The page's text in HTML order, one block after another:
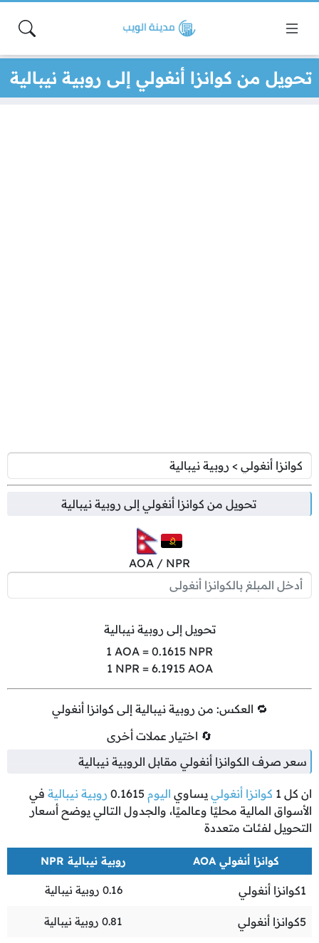
تحويل من كوانزا أنغولي إلى روبية نيبالية
تحويل من كوانزا أنغولي إلى روبية نيبالية
AOA / NPR
تحويل إلى روبية نيبالية
1 AOA = 0.1615 NPR
1 NPR = 6.1915 AOA
🔁 العكس: من روبية نيبالية إلى كوانزا أنغولي
🔄 اختيار عملات أخرى
سعر صرف الكوانزا أنغولي مقابل الروبية نيبالية
ان كل 1 كوانزا أنغولي يساوي اليوم 0.1615 روبية نيبالية في
الأسواق المالية محليًا وعالميًا، والجدول التالي يوضح أسعار
التحويل لفئات متعددة
كوانزا أنغولي AOA روبية نيبالية NPR
1كوانزا أنغولي 0.16 روبية نيبالية
5كوانزا أنغولي 0.81 روبية نيبالية